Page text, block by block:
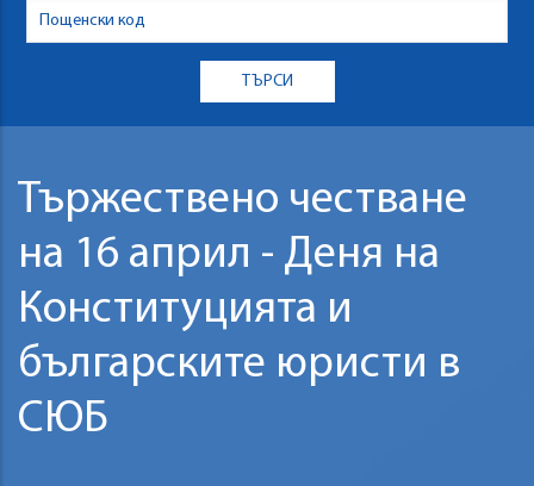
Тържествено честване
на 16 април - Деня на
Конституцията и
българските юристи в
СЮБ